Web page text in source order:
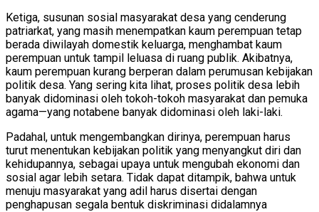
Ketiga, susunan sosial masyarakat desa yang cenderung
patriarkat, yang masih menempatkan kaum perempuan tetap
berada diwilayah domestik keluarga, menghambat kaum
perempuan untuk tampil leluasa di ruang publik. Akibatnya,
kaum perempuan kurang berperan dalam perumusan kebijakan
politik desa. Yang sering kita lihat, proses politik desa lebih
banyak didominasi oleh tokoh-tokoh masyarakat dan pemuka
agama—yang notabene banyak didominasi oleh laki-laki.
Padahal, untuk mengembangkan dirinya, perempuan harus
turut menentukan kebijakan politik yang menyangkut diri dan
kehidupannya, sebagai upaya untuk mengubah ekonomi dan
sosial agar lebih setara. Tidak dapat ditampik, bahwa untuk
menuju masyarakat yang adil harus disertai dengan
penghapusan segala bentuk diskriminasi didalamnya